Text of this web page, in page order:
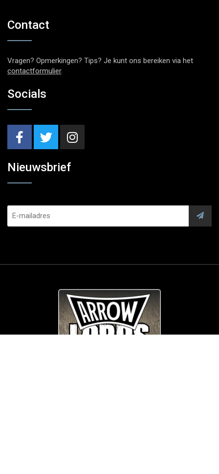
Contact
Vragen? Opmerkingen? Tips? Je kunt ons bereiken via het
contactformulier.
Socials
Nieuwsbrief